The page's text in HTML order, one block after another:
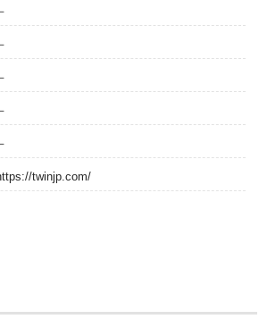
twinjp.com/